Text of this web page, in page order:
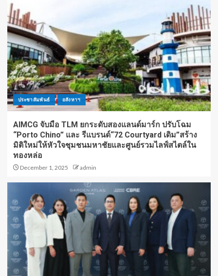
ประชาสัมพันธ์ อสังหาฯ
AIMCG จับมือ TLM ยกระดับสองแลนด์มาร์ก ปรับโฉม
“Porto Chino” และ รีแบรนด์“72 Courtyard เดิม”สร้าง
มิติใหม่ให้หัวใจชุมชนมหาชัยและศูนย์รวมไลฟ์สไตล์ใน
ทองหล่อ
December 1, 2025 admin